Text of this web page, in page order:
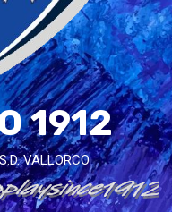
1912
VALLORCO